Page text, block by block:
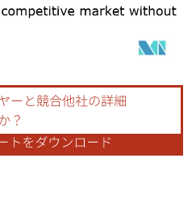
はCC BY 4.0の表示が必要です。